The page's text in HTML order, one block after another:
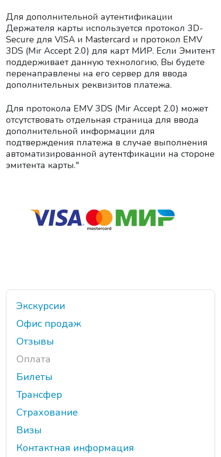
Для дополнительной аутентификации
Держателя карты используется протокол 3D-
Secure для VISA и Mastercard и протокол EMV
3DS (Mir Accept 2.0) для карт МИР. Если Эмитент
поддерживает данную технологию, Вы будете
перенаправлены на его сервер для ввода
дополнительных реквизитов платежа.
Для протокола EMV 3DS (Mir Accept 2.0) может
отсутствовать отдельная страница для ввода
дополнительной информации для
подтверждения платежа в случае выполнения
автоматизированной аутентфикации на стороне
эмитента карты."
Экскурсии
Офис продаж
Отзывы
Оплата
Билеты
Трансфер
Страхование
Визы
Контактная информация